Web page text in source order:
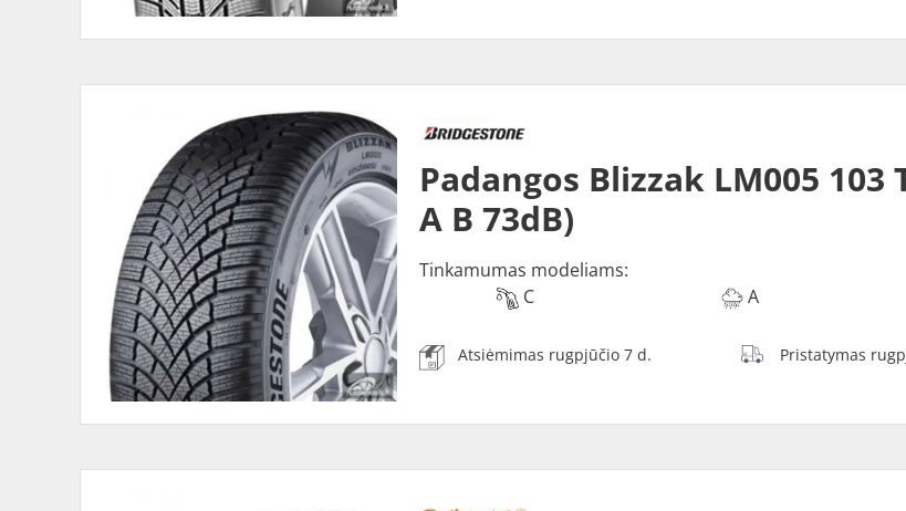
Padangos Blizzak LM005 103
A B 73dB)
Tinkamumas modeliams:
C
A
Atsiėmimas rugpjūčio 7 d. Pristatymas